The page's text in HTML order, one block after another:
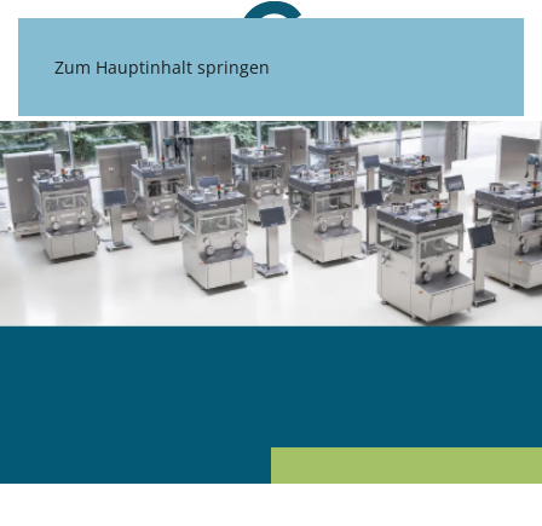
Zum Hauptinhalt springen